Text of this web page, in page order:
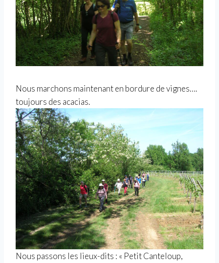
Nous marchons maintenant en bordure de vignes….
toujours des acacias.
Nous passons les lieux-dits : « Petit Canteloup,